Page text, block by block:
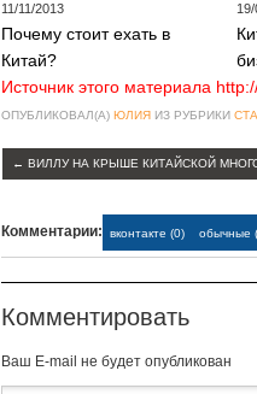
11/11/2013
Почему стоит ехать в
Китай?
Источник этого материала
ОПУБЛИКОВАЛ(А) ЮЛИЯ ИЗ РУБРИКИ
← ВИЛЛУ НА КРЫШЕ КИТАЙСКОЙ
Комментарии: вконтакте (0) обычные
Комментировать
Baш E-mail не будет опубликован